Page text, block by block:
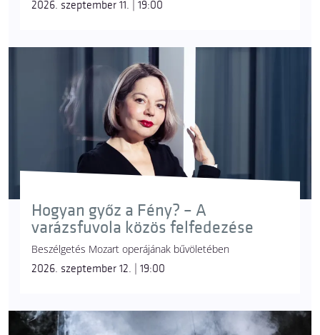
2026. szeptember 11. | 19:00
Hogyan győz a Fény? – A
varázsfuvola közös felfedezése
Beszélgetés Mozart operájának bűvöletében
2026. szeptember 12. | 19:00